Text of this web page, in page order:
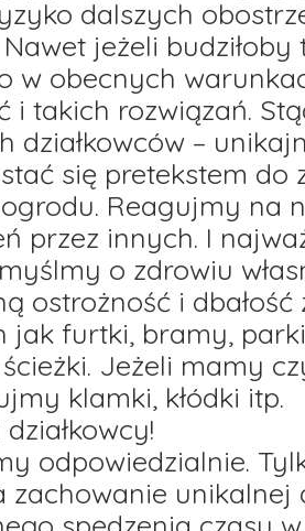
dalszych
jeżeli
w obecnych
i takich rozwiązań.
działkowców –
się pretekstem do
ogrodu. Reagujmy na
przez innych. I
o zdrowiu
ostrożność i
jak furtki, bramy,
Jeżeli mamy
klamki, kłódki itp.
odpowiedzialnie.
zachowanie unikalnej